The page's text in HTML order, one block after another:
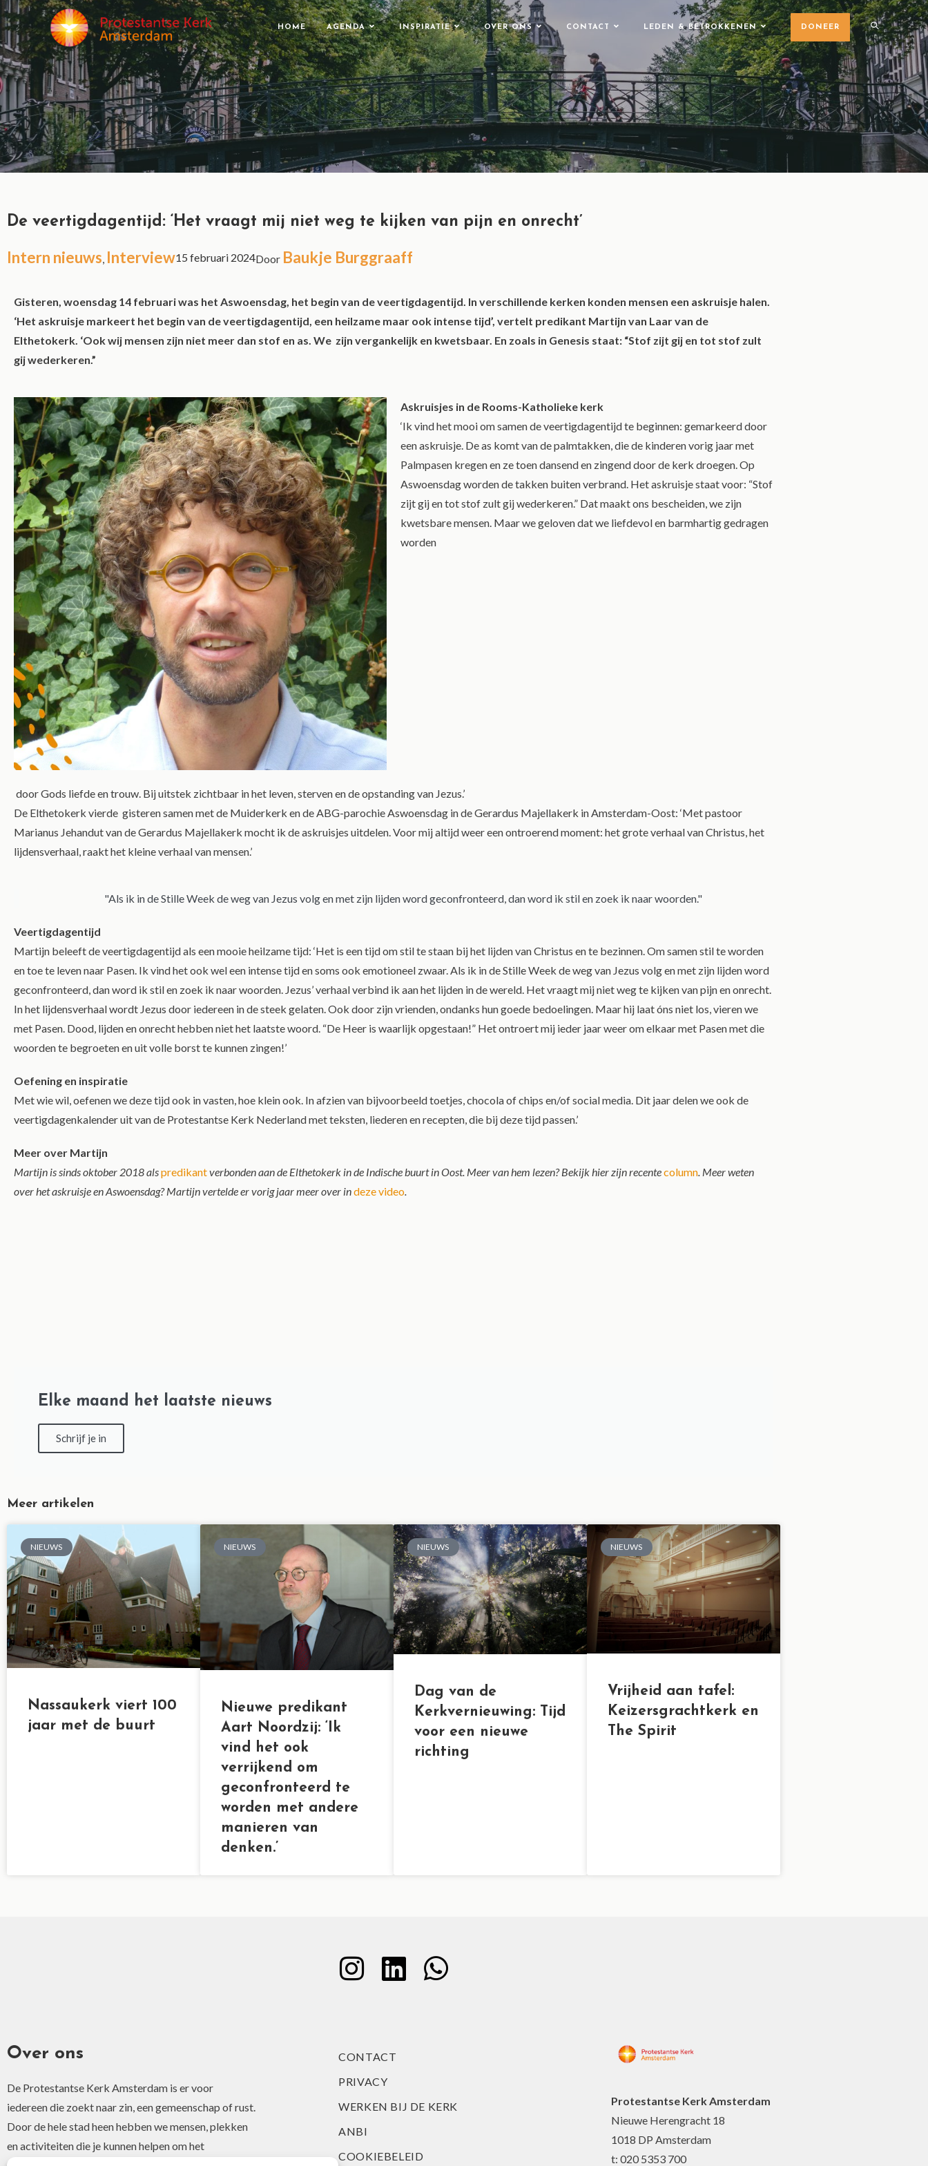
HOME AGENDA INSPIRATIE OVER ONS CONTACT LEDEN & BETROKKENEN DONEER
De veertigdagentijd: ‘Het vraagt mij niet weg te kijken van pijn en onrecht’
Intern nieuws, Interview15 februari 2024Door Baukje Burggraaff
Gisteren, woensdag 14 februari was het Aswoensdag, het begin van de veertigdagentijd. In verschillende kerken konden mensen een askruisje halen.
‘Het askruisje markeert het begin van de veertigdagentijd, een heilzame maar ook intense tijd’, vertelt predikant Martijn van Laar van de
Elthetokerk. ‘Ook wij mensen zijn niet meer dan stof en as. We zijn vergankelijk en kwetsbaar. En zoals in Genesis staat: “Stof zijt gij en tot stof zult
gij wederkeren.”
Askruisjes in de Rooms-Katholieke kerk
‘Ik vind het mooi om samen de veertigdagentijd te beginnen: gemarkeerd door
een askruisje. De as komt van de palmtakken, die de kinderen vorig jaar met
Palmpasen kregen en ze toen dansend en zingend door de kerk droegen. Op
Aswoensdag worden de takken buiten verbrand. Het askruisje staat voor: “Stof
zijt gij en tot stof zult gij wederkeren.” Dat maakt ons bescheiden, we zijn
kwetsbare mensen. Maar we geloven dat we liefdevol en barmhartig gedragen
worden
door Gods liefde en trouw. Bij uitstek zichtbaar in het leven, sterven en de opstanding van Jezus.’
De Elthetokerk vierde gisteren samen met de Muiderkerk en de ABG-parochie Aswoensdag in de Gerardus Majellakerk in Amsterdam-Oost: ‘Met pastoor
Marianus Jehandut van de Gerardus Majellakerk mocht ik de askruisjes uitdelen. Voor mij altijd weer een ontroerend moment: het grote verhaal van Christus, het
lijdensverhaal, raakt het kleine verhaal van mensen.’
"Als ik in de Stille Week de weg van Jezus volg en met zijn lijden word geconfronteerd, dan word ik stil en zoek ik naar woorden."
Veertigdagentijd
Martijn beleeft de veertigdagentijd als een mooie heilzame tijd: ‘Het is een tijd om stil te staan bij het lijden van Christus en te bezinnen. Om samen stil te worden
en toe te leven naar Pasen. Ik vind het ook wel een intense tijd en soms ook emotioneel zwaar. Als ik in de Stille Week de weg van Jezus volg en met zijn lijden word
geconfronteerd, dan word ik stil en zoek ik naar woorden. Jezus’ verhaal verbind ik aan het lijden in de wereld. Het vraagt mij niet weg te kijken van pijn en onrecht.
In het lijdensverhaal wordt Jezus door iedereen in de steek gelaten. Ook door zijn vrienden, ondanks hun goede bedoelingen. Maar hij laat óns niet los, vieren we
met Pasen. Dood, lijden en onrecht hebben niet het laatste woord. “De Heer is waarlijk opgestaan!” Het ontroert mij ieder jaar weer om elkaar met Pasen met die
woorden te begroeten en uit volle borst te kunnen zingen!’
Oefening en inspiratie
Met wie wil, oefenen we deze tijd ook in vasten, hoe klein ook. In afzien van bijvoorbeeld toetjes, chocola of chips en/of social media. Dit jaar delen we ook de
veertigdagenkalender uit van de Protestantse Kerk Nederland met teksten, liederen en recepten, die bij deze tijd passen.’
Meer over Martijn
Martijn is sinds oktober 2018 alspredikantverbonden aan de Elthetokerk in de Indische buurt in Oost. Meer van hem lezen? Bekijk hier zijn recentecolumn. Meer weten
over het askruisje en Aswoensdag? Martijn vertelde er vorig jaar meer over indeze video.
Elke maand het laatste nieuws
Schrijf je in
Meer artikelen
NIEUWS
Nassaukerk viert 100
jaar met de buurt
NIEUWS
Nieuwe predikant
Aart Noordzij: ‘Ik
vind het ook
verrijkend om
geconfronteerd te
worden met andere
manieren van
denken.’
NIEUWS
Dag van de
Kerkvernieuwing: Tijd
voor een nieuwe
richting
NIEUWS
Vrijheid aan tafel:
Keizersgrachtkerk en
The Spirit
Over ons
De Protestantse Kerk Amsterdam is er voor
iedereen die zoekt naar zin, een gemeenschap of rust.
Door de hele stad heen hebben we mensen, plekken
en activiteiten die je kunnen helpen om het
CONTACT
PRIVACY
WERKEN BIJ DE KERK
ANBI
COOKIEBELEID
Protestantse Kerk Amsterdam
Nieuwe Herengracht 18
1018 DP Amsterdam
t: 020 5353 700